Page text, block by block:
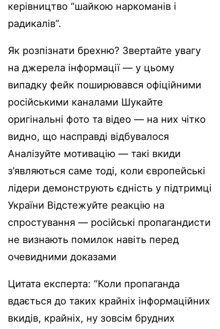
керівництво “шайкою наркоманів і
радикалів”.
Як розпізнати брехню? Звертайте увагу
на джерела інформації — у цьому
випадку фейк поширювався офіційними
російськими каналами Шукайте
оригінальні фото та відео — на них чітко
видно, що насправді відбувалося
Аналізуйте мотивацію — такі вкиди
з’являються саме тоді, коли європейські
лідери демонструють єдність у підтримці
України Відстежуйте реакцію на
спростування — російські пропагандисти
не визнають помилок навіть перед
очевидними доказами
Цитата експерта: “Коли пропаганда
вдається до таких крайніх інформаційних
вкидів, крайніх, ну зовсім брудних